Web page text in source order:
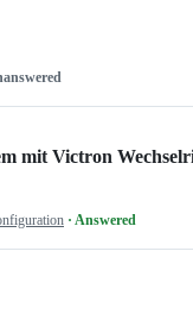
mit Victron
· Answered